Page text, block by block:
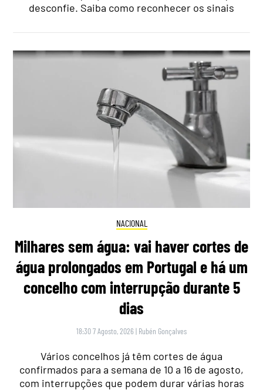
desconfie. Saiba como reconhecer os sinais
NACIONAL
Milhares sem água: vai haver cortes de
água prolongados em Portugal e há um
concelho com interrupção durante 5
dias
18:30 7 Agosto, 2026 | Rubén Gonçalves
Vários concelhos já têm cortes de água
confirmados para a semana de 10 a 16 de agosto,
com interrupções que podem durar várias horas